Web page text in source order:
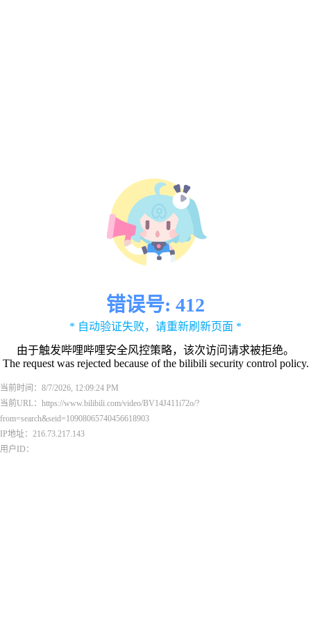
错误号: 412
* 自动验证失败，请重新刷新页面 *
由于触发哔哩哔哩安全风控策略，该次访问请求被拒绝。
The request was rejected because of the bilibili security control policy.
当前时间：8/7/2026, 12:09:24 PM
当前URL：https://www.bilibili.com/video/BV14J411i72o/?
from=search&seid=10908065740456618903
IP地址：216.73.217.143
用户ID：